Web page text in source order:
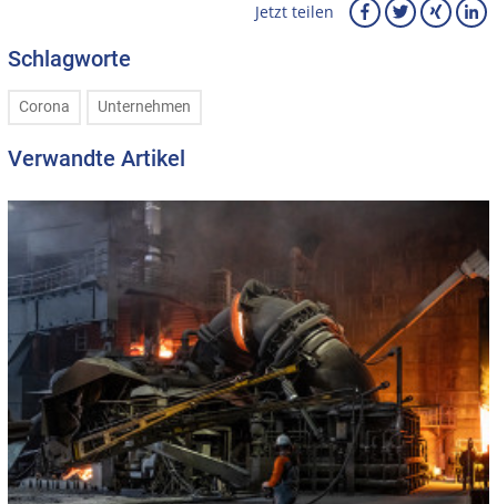
Jetzt teilen
Schlagworte
Corona Unternehmen
Verwandte Artikel